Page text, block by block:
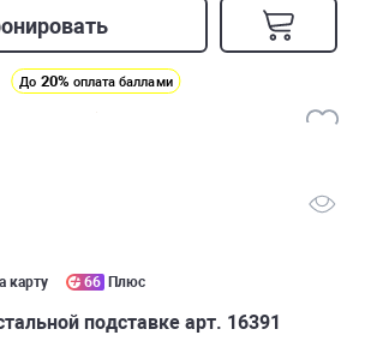
До 20% оплата баллами
карту 66 Плюс
подставке арт. 16391